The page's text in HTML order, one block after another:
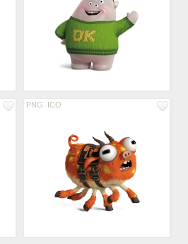
PNG ICO